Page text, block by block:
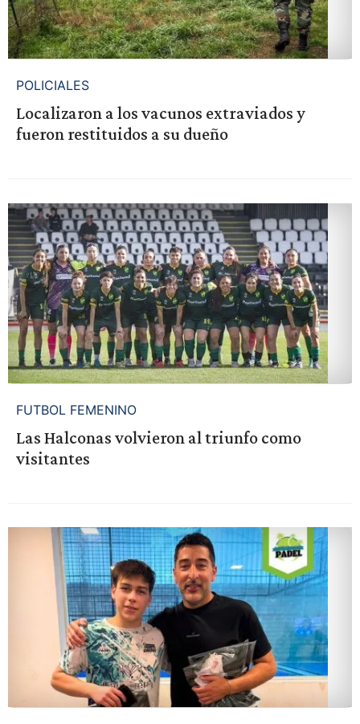
POLICIALES
Localizaron a los vacunos extraviados y
fueron restituidos a su dueño
FUTBOL FEMENINO
Las Halconas volvieron al triunfo como
visitantes